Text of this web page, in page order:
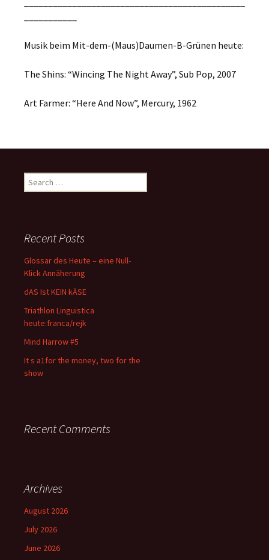
Musik beim Mit-dem-(Maus)Daumen-B-Grünen heute:
The Shins: “Wincing The Night Away”, Sub Pop, 2007
Art Farmer: “Here And Now”, Mercury, 1962
Search
for:
Recent Posts
Glossar des Heute – eine Null-
Klick Annäherung
dAS Ist KEIN kÄSE
Triathlon Linguistica
heute:franca/rejk
Mind Harrow #5
It s a1for the money, two for the
show
Recent Comments
Archives
August 2026
July 2026
June 2026